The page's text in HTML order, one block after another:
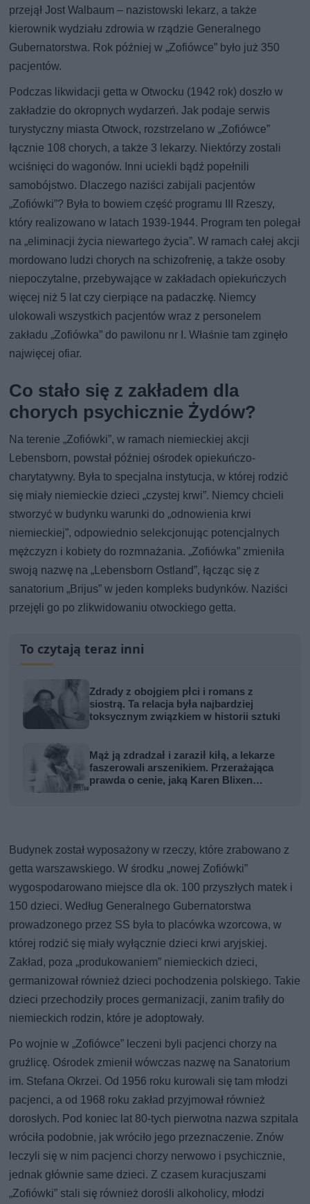
przejął Jost Walbaum – nazistowski lekarz, a także
kierownik wydziału zdrowia w rządzie Generalnego
Gubernatorstwa. Rok później w „Zofiówce” było już 350
pacjentów.
Podczas likwidacji getta w Otwocku (1942 rok) doszło w
zakładzie do okropnych wydarzeń. Jak podaje serwis
turystyczny miasta Otwock, rozstrzelano w „Zofiówce”
łącznie 108 chorych, a także 3 lekarzy. Niektórzy zostali
wciśnięci do wagonów. Inni uciekli bądź popełnili
samobójstwo. Dlaczego naziści zabijali pacjentów
„Zofiówki”? Była to bowiem część programu III Rzeszy,
który realizowano w latach 1939-1944. Program ten polegał
na „eliminacji życia niewartego życia”. W ramach całej akcji
mordowano ludzi chorych na schizofrenię, a także osoby
niepoczytalne, przebywające w zakładach opiekuńczych
więcej niż 5 lat czy cierpiące na padaczkę. Niemcy
ulokowali wszystkich pacjentów wraz z personelem
zakładu „Zofiówka” do pawilonu nr I. Właśnie tam zginęło
najwięcej ofiar.
Co stało się z zakładem dla
chorych psychicznie Żydów?
Na terenie „Zofiówki”, w ramach niemieckiej akcji
Lebensborn, powstał później ośrodek opiekuńczo-
charytatywny. Była to specjalna instytucja, w której rodzić
się miały niemieckie dzieci „czystej krwi”. Niemcy chcieli
stworzyć w budynku warunki do „odnowienia krwi
niemieckiej”, odpowiednio selekcjonując potencjalnych
mężczyzn i kobiety do rozmnażania. „Zofiówka” zmieniła
swoją nazwę na „Lebensborn Ostland”, łącząc się z
sanatorium „Brijus” w jeden kompleks budynków. Naziści
przejęli go po zlikwidowaniu otwockiego getta.
To czytają teraz inni
Zdrady z obojgiem płci i romans z
siostrą. Ta relacja była najbardziej
toksycznym związkiem w historii sztuki
Mąż ją zdradzał i zaraził kiłą, a lekarze
faszerowali arszenikiem. Przerażająca
prawda o cenie, jaką Karen Blixen
Budynek został wyposażony w rzeczy, które zrabowano z
getta warszawskiego. W środku „nowej Zofiówki”
wygospodarowano miejsce dla ok. 100 przyszłych matek i
150 dzieci. Według Generalnego Gubernatorstwa
prowadzonego przez SS była to placówka wzorcowa, w
której rodzić się miały wyłącznie dzieci krwi aryjskiej.
Zakład, poza „produkowaniem” niemieckich dzieci,
germanizował również dzieci pochodzenia polskiego. Takie
dzieci przechodziły proces germanizacji, zanim trafiły do
niemieckich rodzin, które je adoptowały.
Po wojnie w „Zofiówce” leczeni byli pacjenci chorzy na
gruźlicę. Ośrodek zmienił wówczas nazwę na Sanatorium
im. Stefana Okrzei. Od 1956 roku kurowali się tam młodzi
pacjenci, a od 1968 roku zakład przyjmował również
dorosłych. Pod koniec lat 80-tych pierwotna nazwa szpitala
wróciła podobnie, jak wróciło jego przeznaczenie. Znów
leczyli się w nim pacjenci chorzy nerwowo i psychicznie,
jednak głównie same dzieci. Z czasem kuracjuszami
„Zofiówki” stali się również dorośli alkoholicy, młodzi